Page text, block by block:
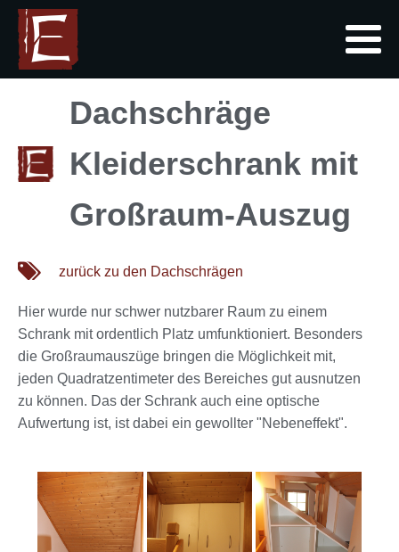
Dachschräge
Kleiderschrank mit
Großraum-Auszug
zurück zu den Dachschrägen
Hier wurde nur schwer nutzbarer Raum zu einem
Schrank mit ordentlich Platz umfunktioniert. Besonders
die Großraumauszüge bringen die Möglichkeit mit,
jeden Quadratzentimeter des Bereiches gut ausnutzen
zu können. Das der Schrank auch eine optische
Aufwertung ist, ist dabei ein gewollter "Nebeneffekt".